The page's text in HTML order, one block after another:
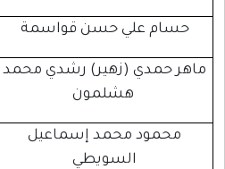
حسام علي حسن قواسمة
ماهر حمدي (زهير) رشدي محمد
محمود محمد إسماعيل
السويطي